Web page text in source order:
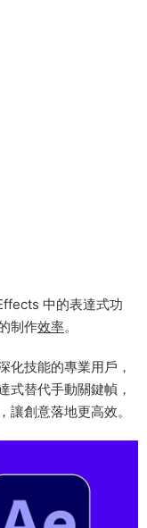
中的表達式功
制作效率。
化技能的專業用戶，
式替代手動關鍵幀，
創意落地更高效。